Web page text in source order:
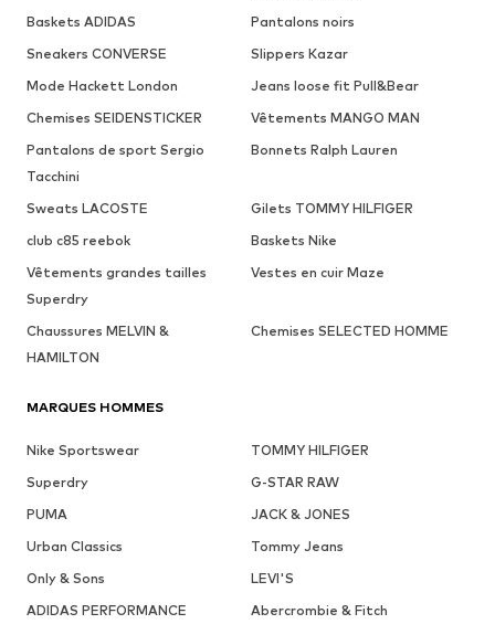
Baskets ADIDAS
Pantalons noirs
Sneakers CONVERSE
Slippers Kazar
Mode Hackett London
Jeans loose fit Pull&Bear
Chemises SEIDENSTICKER
Vêtements MANGO MAN
Pantalons de sport Sergio
Tacchini
Bonnets Ralph Lauren
Sweats LACOSTE
Gilets TOMMY HILFIGER
club c85 reebok
Baskets Nike
Vêtements grandes tailles
Superdry
Vestes en cuir Maze
Chaussures MELVIN &
HAMILTON
Chemises SELECTED HOMME
MARQUES HOMMES
Nike Sportswear
TOMMY HILFIGER
Superdry
G-STAR RAW
PUMA
JACK & JONES
Urban Classics
Tommy Jeans
Only & Sons
LEVI'S
ADIDAS PERFORMANCE
Abercrombie & Fitch